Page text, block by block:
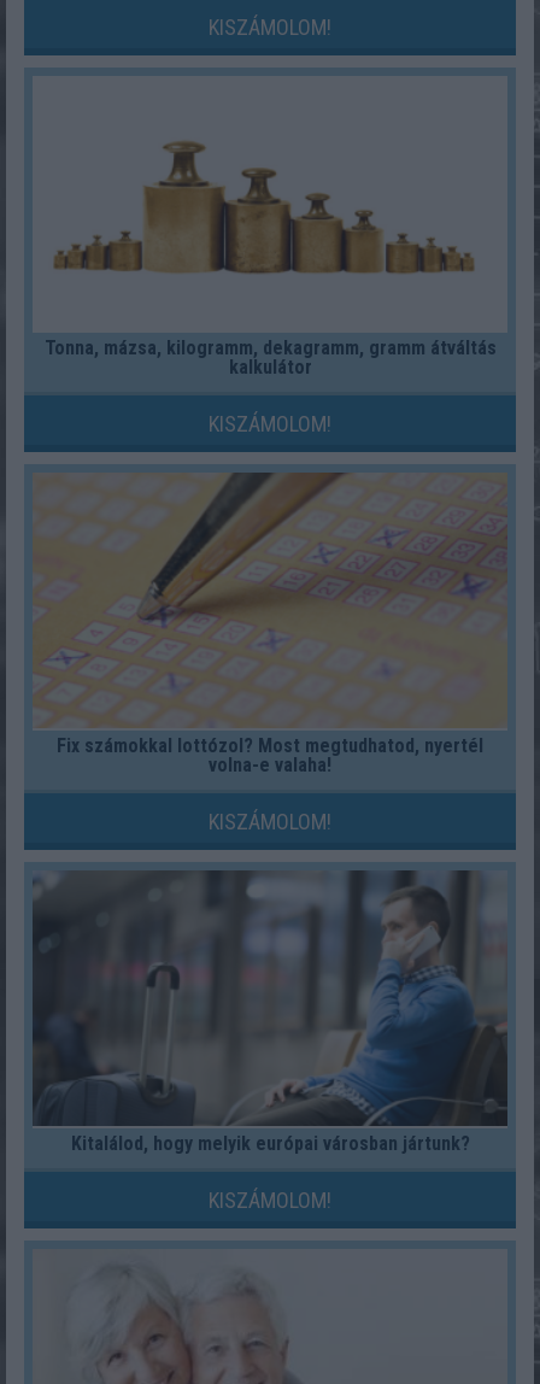
KISZÁMOLOM!
Tonna, mázsa, kilogramm, dekagramm, gramm átváltás
kalkulátor
KISZÁMOLOM!
Fix számokkal lottózol? Most megtudhatod, nyertél
volna-e valaha!
KISZÁMOLOM!
Kitalálod, hogy melyik európai városban jártunk?
KISZÁMOLOM!